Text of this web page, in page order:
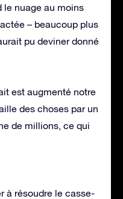
le nuage au moins
– beaucoup plus
pu deviner donné
est augmenté notre
des choses par un
de millions, ce qui
à résoudre le casse-